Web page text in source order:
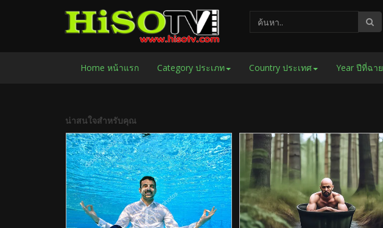
Home หน้าแรก Category ประเภท Country ประเทศ Year ปีที่ฉาย